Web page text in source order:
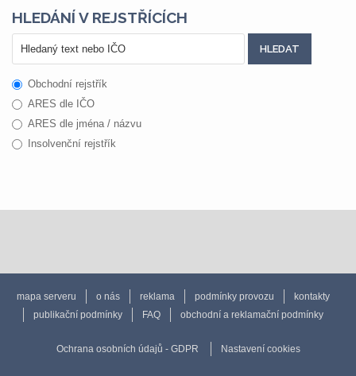
HLEDÁNÍ V REJSTŘÍCÍCH
Obchodní rejstřík
ARES dle IČO
ARES dle jména / názvu
Insolvenční rejstřík
mapa serveru o nás reklama podmínky provozu
kontakty
publikační podmínky
FAQ obchodní a reklamační podmínky
Ochrana osobních údajů - GDPR Nastavení cookies